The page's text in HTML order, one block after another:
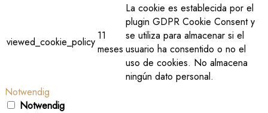
viewed_cookie_policy 11
meses
La cookie es establecida por el
plugin GDPR Cookie Consent y
se utiliza para almacenar si el
usuario ha consentido o no el
uso de cookies. No almacena
ningún dato personal.
Notwendig
Notwendig